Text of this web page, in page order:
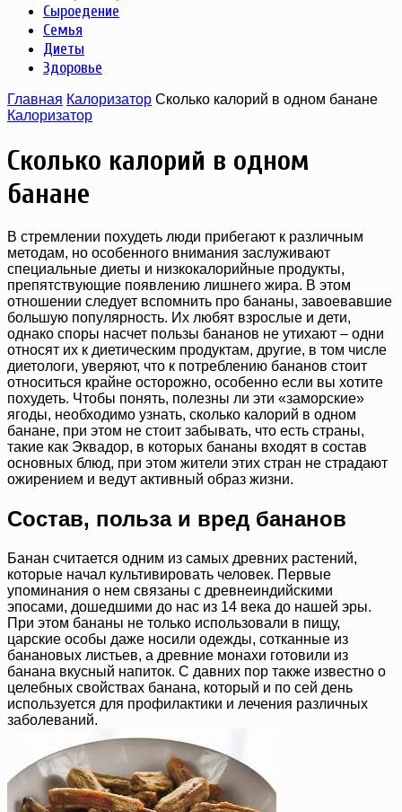
Сыроедение
Семья
Диеты
Здоровье
Главная Калоризатор Сколько калорий в одном банане
Калоризатор
Сколько калорий в одном
банане
В стремлении похудеть люди прибегают к различным
методам, но особенного внимания заслуживают
специальные диеты и низкокалорийные продукты,
препятствующие появлению лишнего жира. В этом
отношении следует вспомнить про бананы, завоевавшие
большую популярность. Их любят взрослые и дети,
однако споры насчет пользы бананов не утихают – одни
относят их к диетическим продуктам, другие, в том числе
диетологи, уверяют, что к потреблению бананов стоит
относиться крайне осторожно, особенно если вы хотите
похудеть. Чтобы понять, полезны ли эти «заморские»
ягоды, необходимо узнать, сколько калорий в одном
банане, при этом не стоит забывать, что есть страны,
такие как Эквадор, в которых бананы входят в состав
основных блюд, при этом жители этих стран не страдают
ожирением и ведут активный образ жизни.
Состав, польза и вред бананов
Банан считается одним из самых древних растений,
которые начал культивировать человек. Первые
упоминания о нем связаны с древнеиндийскими
эпосами, дошедшими до нас из 14 века до нашей эры.
При этом бананы не только использовали в пищу,
царские особы даже носили одежды, сотканные из
банановых листьев, а древние монахи готовили из
банана вкусный напиток. С давних пор также известно о
целебных свойствах банана, который и по сей день
используется для профилактики и лечения различных
заболеваний.